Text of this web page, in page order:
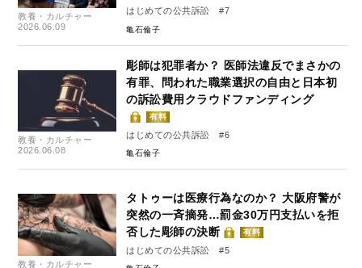
教養・カルチャー
2026.06.09
はじめての公共訴訟 #7
亀石倫子
教養・カルチャー
2026.06.08
彫師は犯罪者か？ 医師法違反でまさかの
有罪、問われた職業選択の自由と日本初
の訴訟費用クラウドファンディング
有料
はじめての公共訴訟 #6
亀石倫子
教養・カルチャー
タトゥーは医療行為なのか？ 大阪府警が
突然の一斉摘発…罰金30万円支払いを拒
否した彫師の決断
有料
はじめての公共訴訟 #5